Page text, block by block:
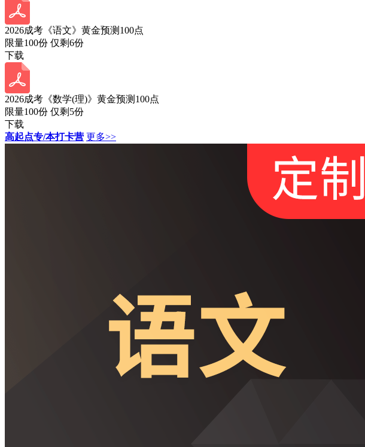
2026成考《语文》黄金预测100点
限量100份 仅剩6份
下载
2026成考《数学(理)》黄金预测100点
限量100份 仅剩 5份
下载
高起点专/本打卡营 更多>>